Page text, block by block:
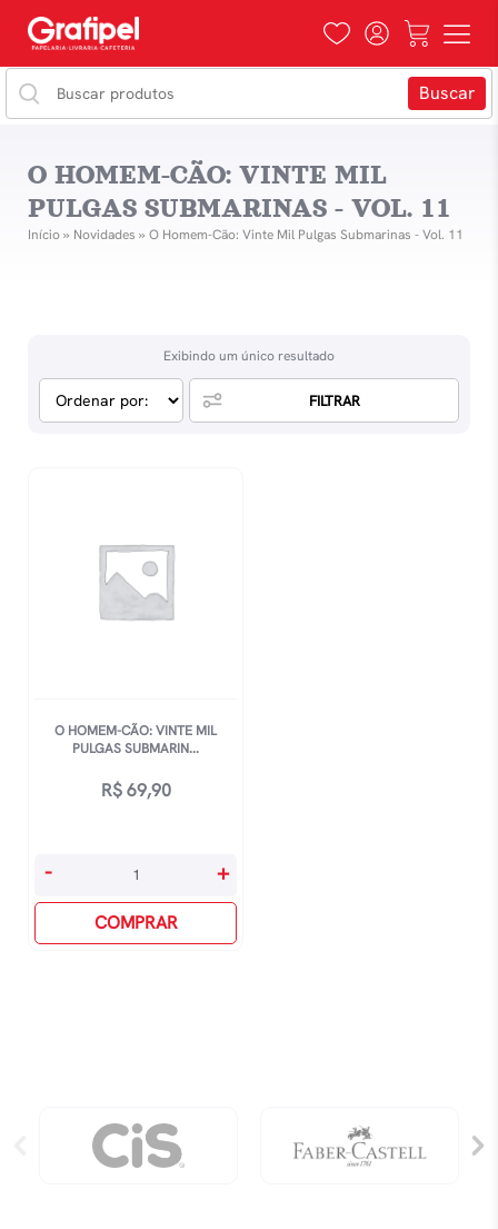
O HOMEM-CÃO: VINTE MIL
PULGAS SUBMARINAS - VOL. 11
Início» Novidades » O Homem-Cão: Vinte Mil Pulgas Submarinas - Vol. 11
Exibindo um único resultado
FILTRAR
O HOMEM-CÃO: VINTE MIL
PULGAS SUBMARIN...
R$69,90
O
Vinte
quantidade
- +
COMPRAR